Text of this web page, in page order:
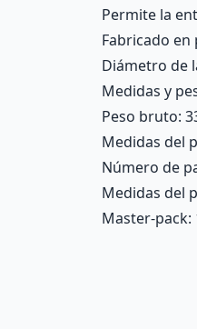
Permite la
Fabricado
Diámetro de
Medidas y
Peso bruto:
Medidas del
Número de
Medidas del
Master-pack: